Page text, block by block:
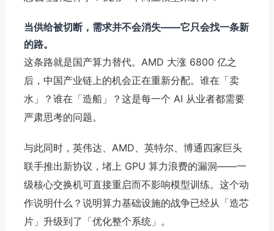
当供给被切断，需求并不会消失——它只会找一条新
的路。
这条路就是国产算力替代。AMD 大涨 6800 亿之
后，中国产业链上的机会正在重新分配。谁在「卖
水」？谁在「造船」？这是每一个 AI 从业者都需要
严肃思考的问题。
与此同时，英伟达、AMD、英特尔、博通四家巨头
联手推出新协议，堵上 GPU 算力浪费的漏洞——一
级核心交换机可直接重启而不影响模型训练。这个动
作说明什么？说明算力基础设施的战争已经从「造芯
片」升级到了「优化整个系统」。